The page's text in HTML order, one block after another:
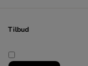
Alpha Spirit
Tilbud